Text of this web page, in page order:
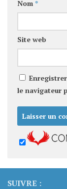
Nom *
Site web
le navigateur
SUIVRE :